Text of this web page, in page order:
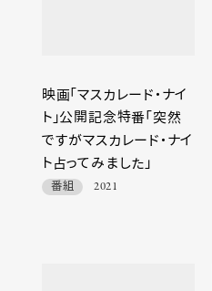
映画「マスカレード・ナイ
ト」公開記念特番「突然
ですがマスカレード・ナイ
ト占ってみました」
番組 2021